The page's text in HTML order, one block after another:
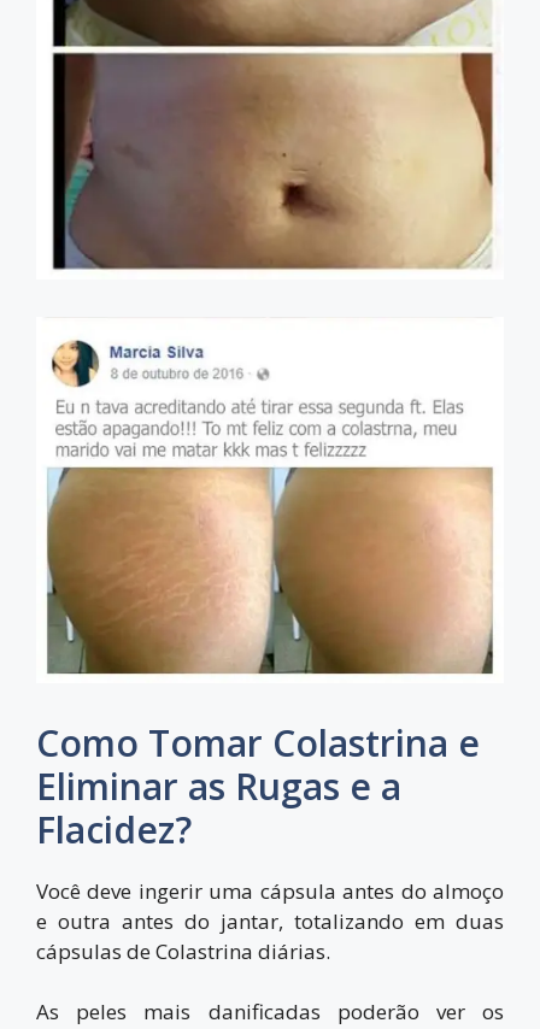
Como Tomar Colastrina e
Eliminar as Rugas e a
Flacidez?
Você deve ingerir uma cápsula antes do almoço
e outra antes do jantar, totalizando em duas
cápsulas de Colastrina diárias.
As peles mais danificadas poderão ver os